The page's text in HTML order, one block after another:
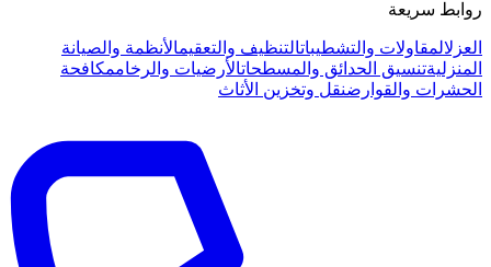
روابط سريعة
العزلالمقاولات والتشطيباتالتنظيف والتعقيمالأنظمة والصيانة
المنزليةتنسيق الحدائق والمسطحاتالأرضيات والرخاممكافحة
الحشرات والقوارضنقل وتخزين الأثاث